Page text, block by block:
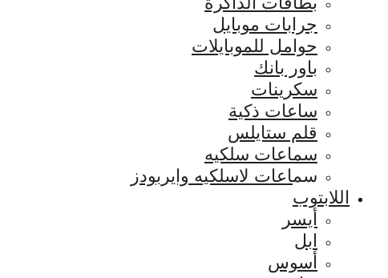
جرابات موبايل
حوامل للموبايلات
باور بانك
سكرينات
ساعات ذكية
قلم ستايلس
سماعات سلكيه
سماعات لاسلكيه وايربودز
اللابتوب
أيسر
ابل
أسوس